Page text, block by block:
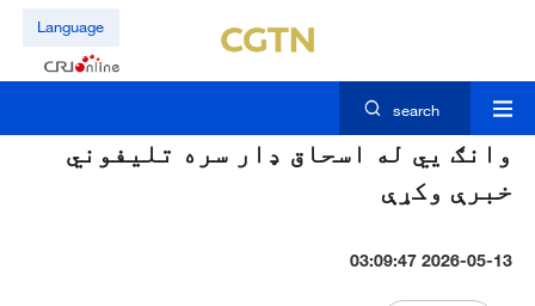
Language
search
وانګ يي له اسحاق ډار سره تليفوني
خبرې وکړې
2026-05-13 03:09:47